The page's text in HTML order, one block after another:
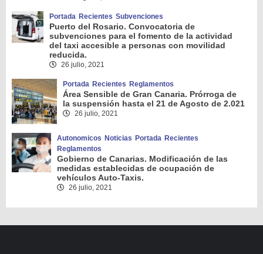
Portada Recientes Subvenciones
Puerto del Rosario. Convocatoria de
subvenciones para el fomento de la actividad
del taxi accesible a personas con movilidad
reducida.
26 julio, 2021
Portada Recientes Reglamentos
Área Sensible de Gran Canaria. Prórroga de
la suspensión hasta el 21 de Agosto de 2.021
26 julio, 2021
Autonomicos Noticias Portada Recientes
Reglamentos
Gobierno de Canarias. Modificación de las
medidas establecidas de ocupación de
vehículos Auto-Taxis.
26 julio, 2021